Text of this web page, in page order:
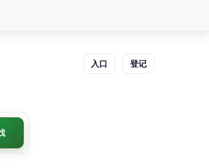
入口 登记